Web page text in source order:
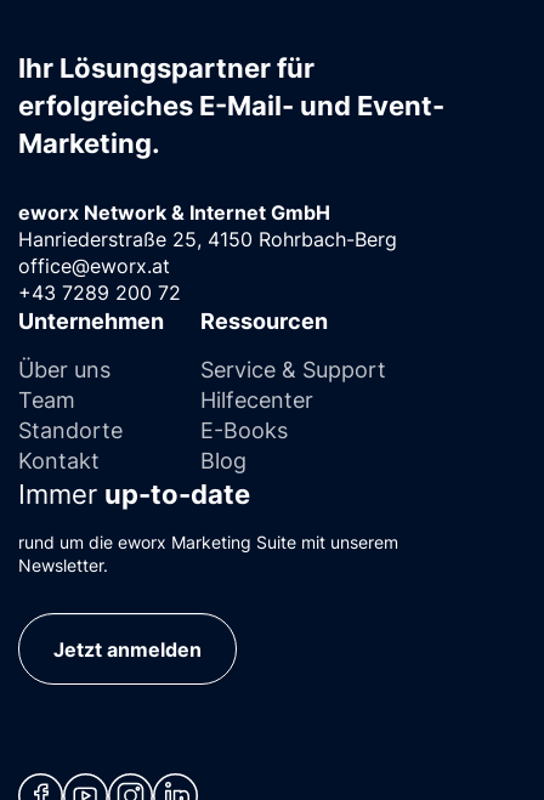
Ihr Lösungspartner für
erfolgreiches E-Mail- und Event-
Marketing.
eworx Network & Internet GmbH
Hanriederstraße 25, 4150 Rohrbach-Berg
office@eworx.at
+43 7289 200 72
Unternehmen
Über uns
Team
Standorte
Kontakt
Ressourcen
Service & Support
Hilfecenter
E-Books
Blog
Immer up-to-date
rund um die eworx Marketing Suite mit unserem
Newsletter.
Jetzt anmelden
(neues Fenster)
(neues Fenster)
(neues Fenster)
(neues Fenster)